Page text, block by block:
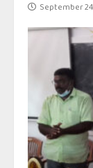
September